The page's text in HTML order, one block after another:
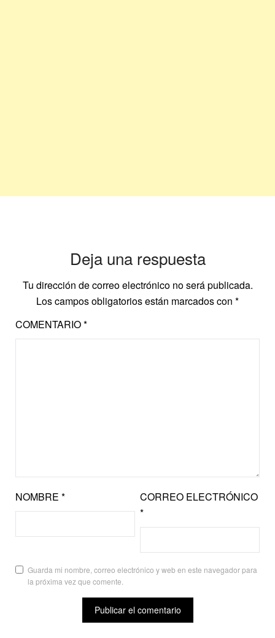
Deja una respuesta
Tu dirección de correo electrónico no será publicada.
Los campos obligatorios están marcados con *
COMENTARIO*
NOMBRE *
CORREO ELECTRÓNICO
*
Guarda mi nombre, correo electrónico y web en este navegador para
la próxima vez que comente.